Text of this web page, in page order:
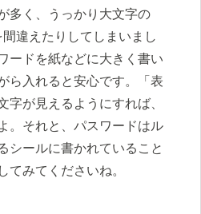
多く、うっかり大文字の
間違えたりしてしまいまし
ードを紙などに大きく書い
ら入れると安心です。「表
字が見えるようにすれば、
。それと、パスワードはル
シールに書かれていること
てみてくださいね。